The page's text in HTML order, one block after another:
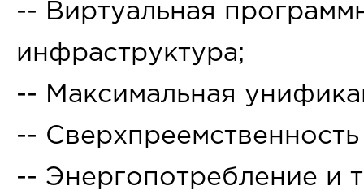
-- Виртуальная
инфраструктура;
-- Максимальная
--
-- Энергопотребление и